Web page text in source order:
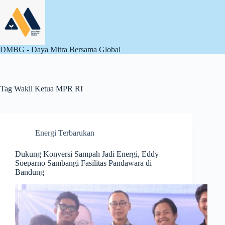
content
DMBG - Daya Mitra Bersama Global
Tag Wakil Ketua MPR RI
Energi Terbarukan
Dukung Konversi Sampah Jadi Energi, Eddy
Soeparno Sambangi Fasilitas Pandawara di
Bandung